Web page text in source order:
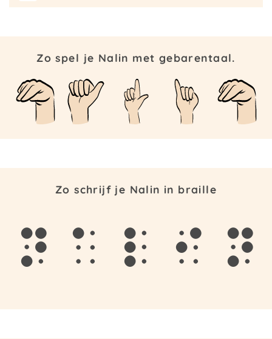
Zo spel je Nalin met gebarentaal.
Zo schrijf je Nalin in braille
n a l i n